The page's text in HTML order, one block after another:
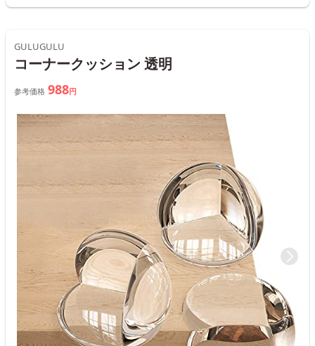
GULUGULU
コーナークッション 透明
参考価格 988円